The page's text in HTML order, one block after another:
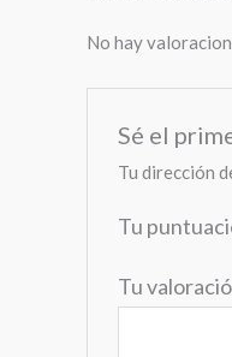
No hay
Sé el
Tu dirección
Tu
Tu